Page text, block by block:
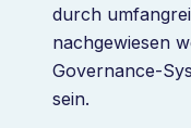
durch
nachgewiesen
Governance-
sein.